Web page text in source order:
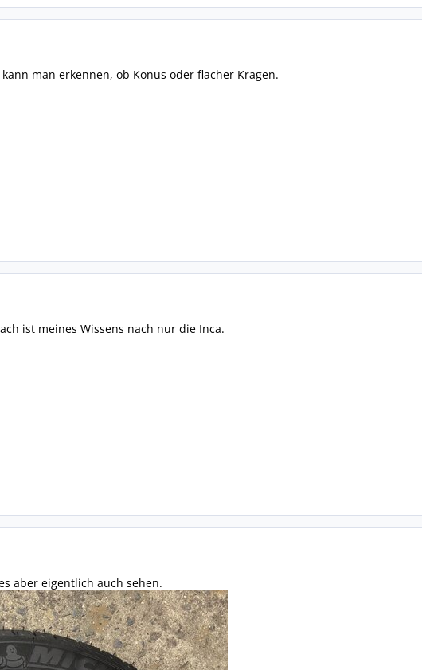
man erkennen, ob Konus oder flacher Kragen.
ist meines Wissens nach nur die Inca.
aber eigentlich auch sehen.